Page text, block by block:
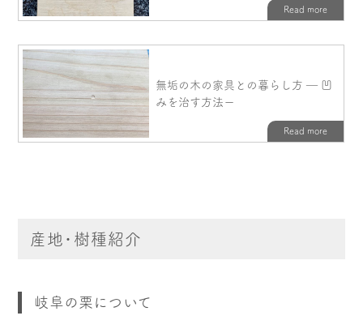
産地・樹種紹介
岐阜の栗について